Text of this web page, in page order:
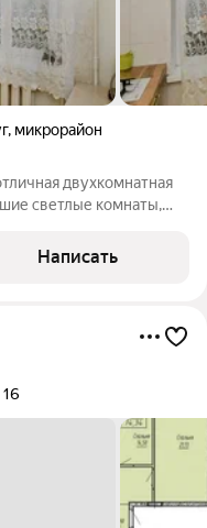
, микрорайон
двухкомнатная
светлые комнаты,
покупателя. Окна
Написать
16